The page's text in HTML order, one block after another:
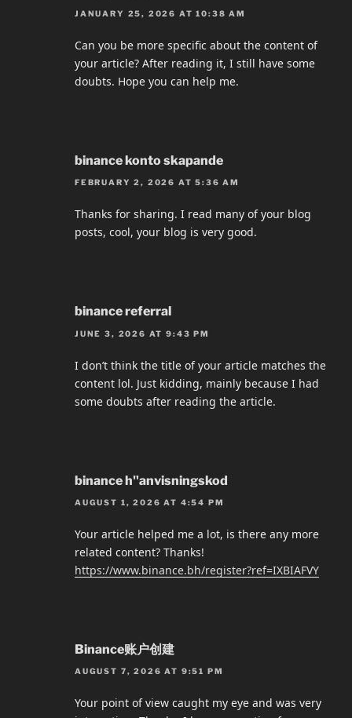
JANUARY 25, 2026 AT 10:38 AM
Can you be more specific about the content of
your article? After reading it, I still have some
doubts. Hope you can help me.
binance konto skapande
FEBRUARY 2, 2026 AT 5:36 AM
Thanks for sharing. I read many of your blog
posts, cool, your blog is very good.
binance referral
JUNE 3, 2026 AT 9:43 PM
I don’t think the title of your article matches the
content lol. Just kidding, mainly because I had
some doubts after reading the article.
binance h"anvisningskod
AUGUST 1, 2026 AT 4:54 PM
Your article helped me a lot, is there any more
related content? Thanks!
https://www.binance.bh/register?ref=IXBIAFVY
Binance账户创建
AUGUST 7, 2026 AT 9:51 PM
Your point of view caught my eye and was very